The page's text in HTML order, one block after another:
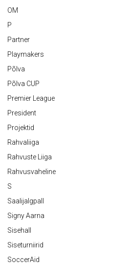
OM
P
Partner
Playmakers
Põlva
Põlva CUP
Premier League
President
Projektid
Rahvaliiga
Rahvuste Liiga
Rahvusvaheline
S
Saalijalgpall
Signy Aarna
Sisehall
Siseturniirid
SoccerAid